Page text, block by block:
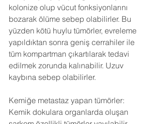
kolonize olup vücut fonksiyonlarını
bozarak ölüme sebep olabilirler. Bu
yüzden kötü huylu tümörler, evreleme
yapıldıktan sonra geniş cerrahiler ile
tüm kompartman çıkartılarak tedavi
edilmek zorunda kalınabilir. Uzuv
kaybına sebep olabilirler.
Kemiğe metastaz yapan tümörler:
Kemik dokulara organlarda oluşan